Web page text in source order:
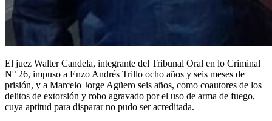
El juez Walter Candela, integrante del Tribunal Oral en lo Criminal
N° 26, impuso a Enzo Andrés Trillo ocho años y seis meses de
prisión, y a Marcelo Jorge Agüero seis años, como coautores de los
delitos de extorsión y robo agravado por el uso de arma de fuego,
cuya aptitud para disparar no pudo ser acreditada.